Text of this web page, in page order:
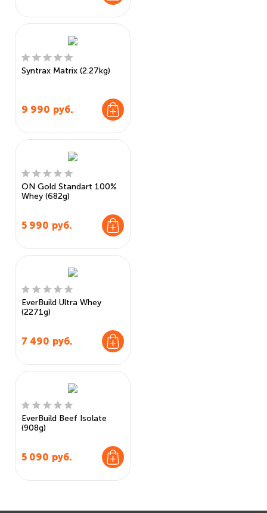
Syntrax Matrix (2.27kg)
9 990 руб.
ON Gold Standart 100%
Whey (682g)
5 990 руб.
EverBuild Ultra Whey
(2271g)
7 490 руб.
EverBuild Beef Isolate
(908g)
5 090 руб.